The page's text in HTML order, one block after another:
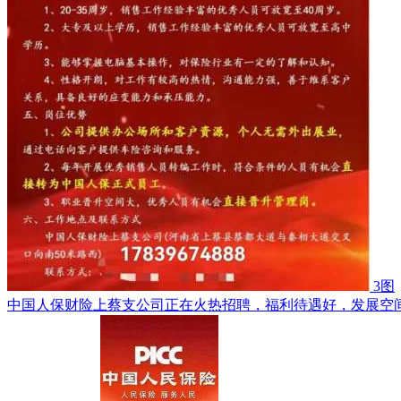
3图
中国人保财险上蔡支公司正在火热招聘，福利待遇好，发展空